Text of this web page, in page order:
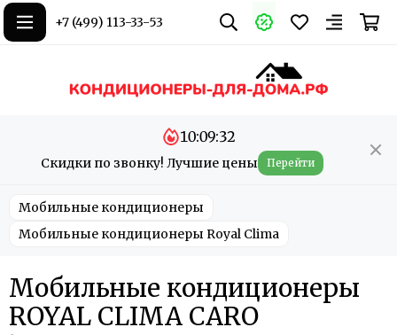
+7 (499) 113-33-53
Скидки по звонку! Лучшие цены
10:09:32
Перейти
Мобильные кондиционеры
Мобильные кондиционеры Royal Clima
Мобильные кондиционеры
ROYAL CLIMA CARO